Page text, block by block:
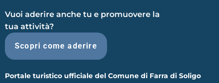
Vuoi aderire anche tu e promuovere la
tua attività?
Scopri come aderire
Portale turistico ufficiale del Comune di Farra di Soligo